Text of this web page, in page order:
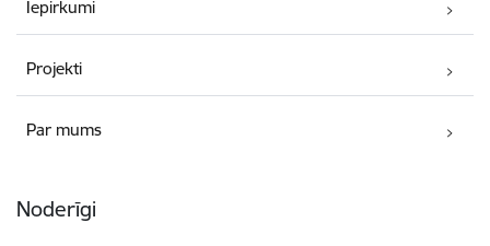
Iepirkumi
Projekti
Par mums
Noderīgi